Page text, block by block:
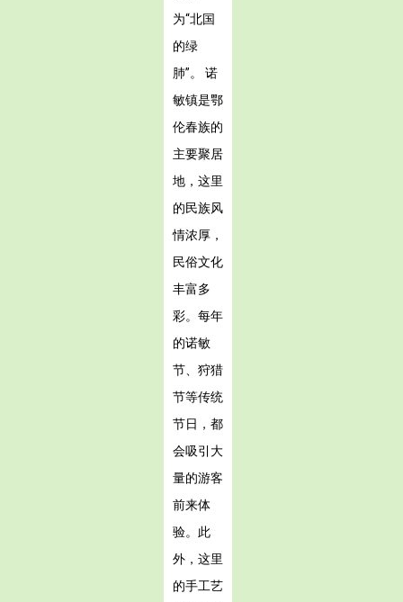
为“北国
的绿
肺”。 诺
敏镇是鄂
伦春族的
主要聚居
地，这里
的民族风
情浓厚，
民俗文化
丰富多
彩。每年
的诺敏
节、狩猎
节等传统
节日，都
会吸引大
量的游客
前来体
验。此
外，这里
的手工艺